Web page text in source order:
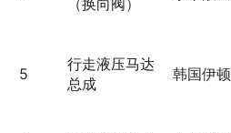
5
行走液压马达
总成
韩国伊顿